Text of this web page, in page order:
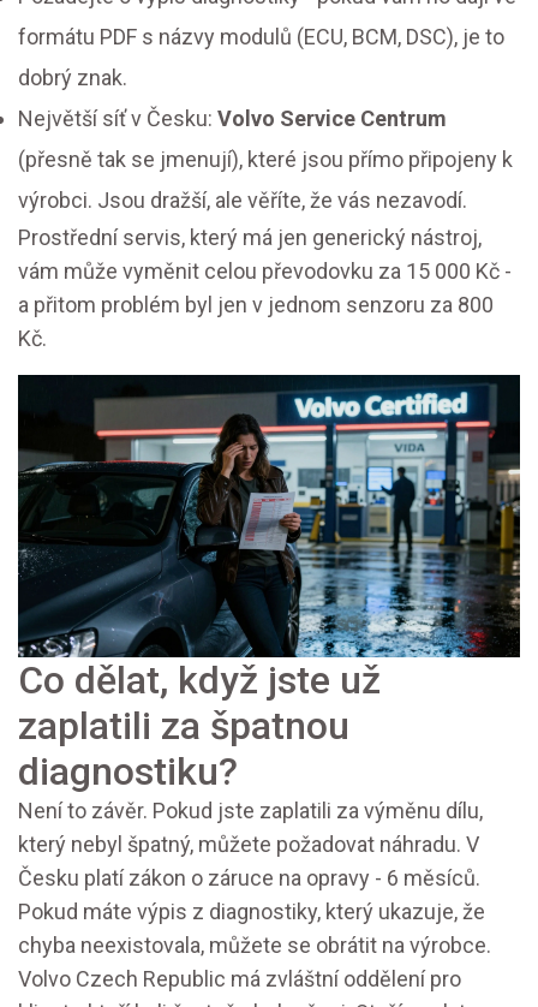
formátu PDF s názvy modulů (ECU, BCM, DSC), je to
dobrý znak.
Největší síť v Česku: Volvo Service Centrum
(přesně tak se jmenují), které jsou přímo připojeny k
výrobci. Jsou dražší, ale věříte, že vás nezavodí.
Prostřední servis, který má jen generický nástroj,
vám může vyměnit celou převodovku za 15 000 Kč -
a přitom problém byl jen v jednom senzoru za 800
Kč.
Co dělat, když jste už
zaplatili za špatnou
diagnostiku?
Není to závěr. Pokud jste zaplatili za výměnu dílu,
který nebyl špatný, můžete požadovat náhradu. V
Česku platí zákon o záruce na opravy - 6 měsíců.
Pokud máte výpis z diagnostiky, který ukazuje, že
chyba neexistovala, můžete se obrátit na výrobce.
Volvo Czech Republic má zvláštní oddělení pro